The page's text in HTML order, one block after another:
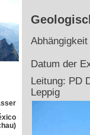
Datum der
Leitung: PD
Leppig